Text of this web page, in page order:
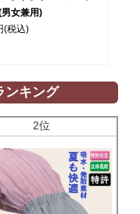
女兼用)
(税込)
ンキング
2位